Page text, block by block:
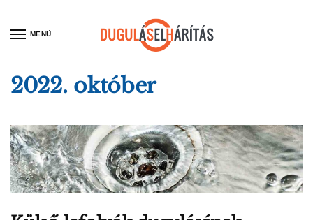
MENÜ
2022. október